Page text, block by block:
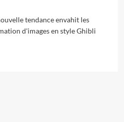
tendance envahit les
d'images en style Ghibli